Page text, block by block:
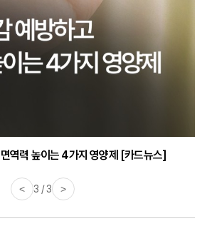
역력 높이는 4가지 영양제 [카드뉴스]
< 3 / 3 >